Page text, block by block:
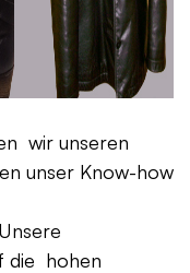
wir unseren
unser Know-how
die hohen